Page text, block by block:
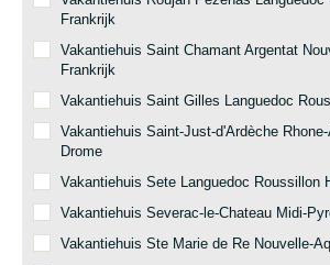
Frankrijk
Vakantiehuis Saint Chamant Argentat
Frankrijk
Vakantiehuis Saint Gilles Languedoc
Vakantiehuis Saint-Just-d'Ardèche
Drome
Vakantiehuis Sete Languedoc Roussillon
Vakantiehuis Severac-le-Chateau Midi-
Vakantiehuis Ste Marie de Re Nouvelle-